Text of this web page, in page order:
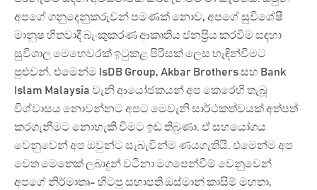
අපගේ ගනුදෙනුකරුවන් පමණක් නොව, අපගේ සුවිශේෂී
මානුෂ හිතවාදී බැංකුකරණ ආකෘතිය ජනප්‍රිය කරවීම සඳහා
සුවිශාල මෙහෙවරක් ඉටුකළ පිරිසක් ලෙස හැඳින්වීමට
පුළුවන්. එමෙන්ම IsDB Group, Akbar Brothers සහ Bank
Islam Malaysia වැනි ආයෝජකයන් අප කෙරෙහි තැබූ
විශ්වාසය නොවන්නට අපට මෙවැනි සාර්ථකත්වයක් අත්පත්
කරගැනීමට නොහැකි වීමට ඉඩ තිබුණා. ඒ සහයෝගය
වෙනුවෙන් අප ඔවුන්ට සැබැවින්ම ණයගැතියි. එමෙන්ම අප
වෙත මෙතෙක් ලබාදුන් වටිනා මගපෙන්වීම් වෙනුවෙන්
අපගේ නිර්මාතෘ- හිටපු සභාපති ඔස්මාන් කාසිම් මහතා,